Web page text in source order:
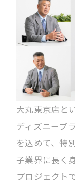
大丸東京店と
ディズニーブ
を込めて、特
子業界に長く
プロジェクト